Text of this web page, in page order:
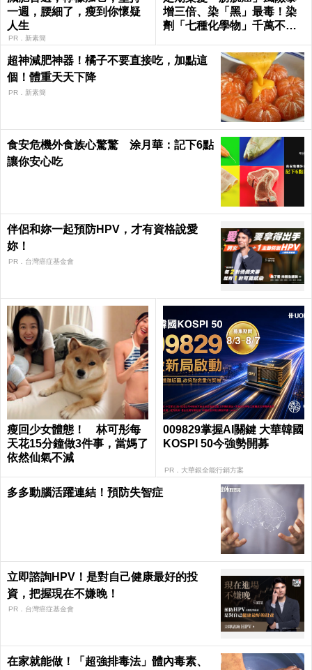
一週，腰細了，瘦到你懷疑
人生
PR．新素簡
增三倍、染「黑」最毒！染
劑「七種化學物」千萬不要
超神減肥神器！橘子不要直接吃，加點這
個！體重天天下降
PR．新素簡
食安危機外食族心驚驚 涂月華：記下6點
讓你安心吃
伴侶和妳一起預防HPV，才有資格說愛
妳！
PR．台灣癌症基金會
瘦回少女體態！ 林可彤每
天花15分鐘做3件事，當媽了
依然仙氣不減
009829掌握AI關鍵 大華韓國
KOSPI 50今強勢開募
PR．大華銀全能行銷方案
多多動腦活躍連結！預防失智症
立即諮詢HPV！是對自己健康最好的投
資，把握現在不嫌晚！
PR．台灣癌症基金會
在家就能做！「超強排毒法」體內毒素、